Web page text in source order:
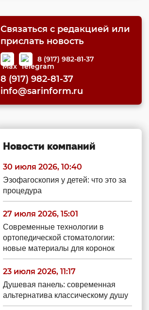
Связаться с редакцией или
прислать новость
8 (917) 982-81-37
8 (917) 982-81-37
info@sarinform.ru
Новости компаний
30 июля 2026, 10:40
Эзофагоскопия у детей: что это за
процедура
27 июля 2026, 15:01
Современные технологии в
ортопедической стоматологии:
новые материалы для коронок
23 июля 2026, 11:17
Душевая панель: современная
альтернатива классическому душу